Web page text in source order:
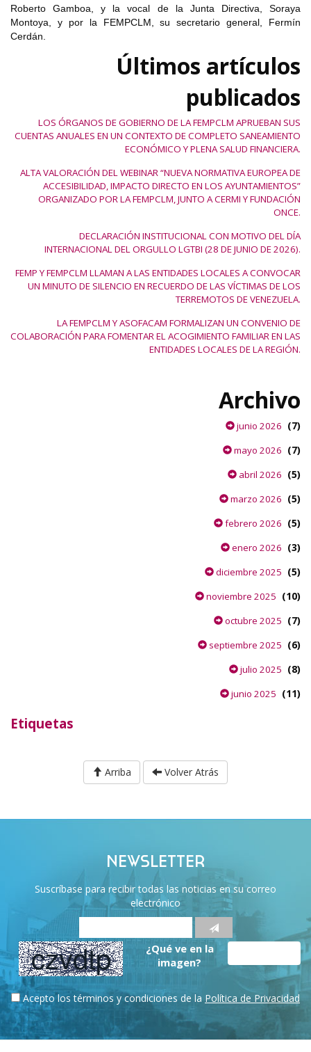
Roberto Gamboa, y la vocal de la Junta Directiva, Soraya
Montoya, y por la FEMPCLM, su secretario general, Fermín
Cerdán.
Últimos artículos
publicados
LOS ÓRGANOS DE GOBIERNO DE LA FEMPCLM APRUEBAN SUS
CUENTAS ANUALES EN UN CONTEXTO DE COMPLETO SANEAMIENTO
ECONÓMICO Y PLENA SALUD FINANCIERA.
ALTA VALORACIÓN DEL WEBINAR “NUEVA NORMATIVA EUROPEA DE
ACCESIBILIDAD, IMPACTO DIRECTO EN LOS AYUNTAMIENTOS”
ORGANIZADO POR LA FEMPCLM, JUNTO A CERMI Y FUNDACIÓN
ONCE.
DECLARACIÓN INSTITUCIONAL CON MOTIVO DEL DÍA
INTERNACIONAL DEL ORGULLO LGTBI (28 DE JUNIO DE 2026).
FEMP Y FEMPCLM LLAMAN A LAS ENTIDADES LOCALES A CONVOCAR
UN MINUTO DE SILENCIO EN RECUERDO DE LAS VÍCTIMAS DE LOS
TERREMOTOS DE VENEZUELA.
LA FEMPCLM Y ASOFACAM FORMALIZAN UN CONVENIO DE
COLABORACIÓN PARA FOMENTAR EL ACOGIMIENTO FAMILIAR EN LAS
ENTIDADES LOCALES DE LA REGIÓN.
Archivo
junio 2026 (7)
mayo 2026 (7)
abril 2026 (5)
marzo 2026 (5)
febrero 2026 (5)
enero 2026 (3)
diciembre 2025 (5)
noviembre 2025 (10)
octubre 2025 (7)
septiembre 2025 (6)
julio 2025 (8)
junio 2025 (11)
Etiquetas
Arriba Volver Atrás
NEWSLETTER
Suscríbase para recibir todas las noticias en su correo
electrónico
¿Qué ve en la
imagen?
Acepto los términos y condiciones de la Política de Privacidad